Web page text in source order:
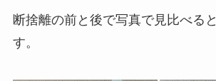
断捨離の前と後で写真で見比べる
す。